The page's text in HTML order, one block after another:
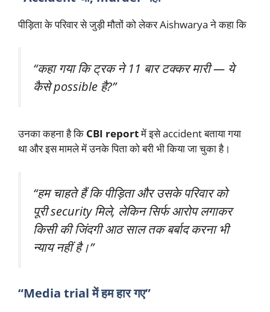
पीड़िता के परिवार से जुड़ी मौतों को लेकर Aishwarya ने कहा कि
“कहा गया कि ट्रक ने 11 बार टक्कर मारी — ये
कैसे possible है?”
उनका कहना है कि CBI reportमें इसे accident बताया गया
था और इस मामले में उनके पिता को बरी भी किया जा चुका है।
“हम चाहते हैं कि पीड़िता और उसके परिवार को
पूरी security मिले, लेकिन सिर्फ आरोप लगाकर
किसी की जिंदगी आठ साल तक बर्बाद करना भी
न्याय नहीं है।”
“Media trial में हम हार गए”